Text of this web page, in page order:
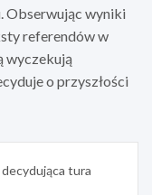
Obserwując wyniki
referendów w
wyczekują
o przyszłości
tura